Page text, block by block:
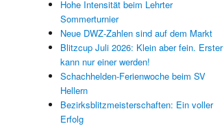
Hohe Intensität beim Lehrter
Sommerturnier
Neue DWZ-Zahlen sind auf dem Markt
Blitzcup Juli 2026: Klein aber fein. Erster
kann nur einer werden!
Schachhelden-Ferienwoche beim SV
Hellern
Bezirksblitzmeisterschaften: Ein voller
Erfolg